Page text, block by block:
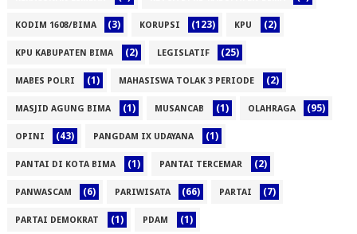
KODIM 1608/BIMA (3) KORUPSI (123) KPU (2)
KPU KABUPATEN BIMA (2) LEGISLATIF (25)
MABES POLRI (1) MAHASISWA TOLAK 3 PERIODE (2)
MASJID AGUNG BIMA (1) MUSANCAB (1) OLAHRAGA (95)
OPINI (43) PANGDAM IX UDAYANA (1)
PANTAI DI KOTA BIMA (1) PANTAI TERCEMAR (2)
PANWASCAM (6) PARIWISATA (66) PARTAI (7)
PARTAI DEMOKRAT (1) PDAM (1)